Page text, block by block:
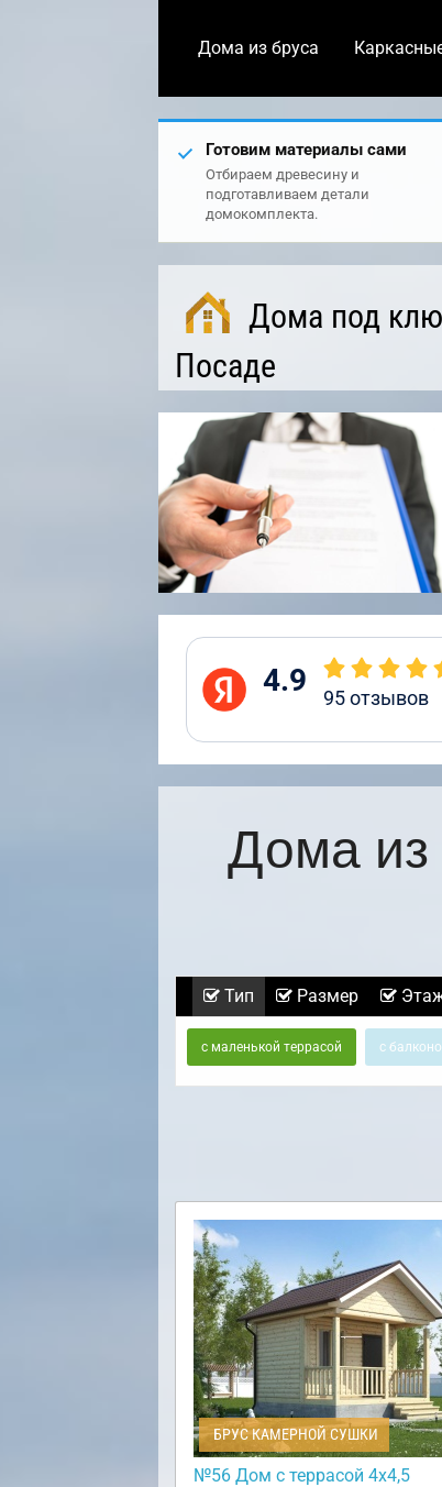
Дома из бруса
Готовим материалы сами
Отбираем древесину и
подготавливаем детали
домокомплекта.
Дома под
Посаде
4.9 95отзывов
Дома из
Тип Размер
с маленькой террасой с
БРУС КАМЕРНОЙ СУШКИ
№56 Дом с террасой 4х4,5